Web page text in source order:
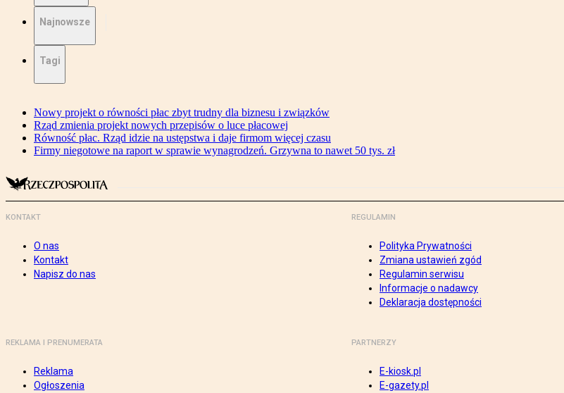
Najnowsze
Tagi
Nowy projekt o równości płac zbyt trudny dla biznesu i związków
Rząd zmienia projekt nowych przepisów o luce płacowej
Równość płac. Rząd idzie na ustępstwa i daje firmom więcej czasu
Firmy niegotowe na raport w sprawie wynagrodzeń. Grzywna to nawet 50 tys. zł
KONTAKT
O nas
Kontakt
Napisz do nas
REGULAMIN
Polityka Prywatności
Zmiana ustawień zgód
Regulamin serwisu
Informacje o nadawcy
Deklaracja dostępności
REKLAMA I PRENUMERATA
Reklama
Ogłoszenia
PARTNERZY
E-kiosk.pl
E-gazety.pl